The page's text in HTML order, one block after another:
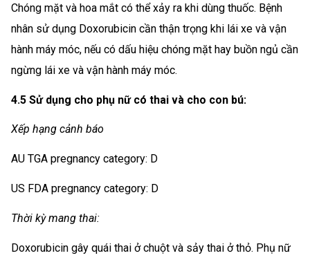
Chóng mặt và hoa mắt có thể xảy ra khi dùng thuốc. Bệnh
nhân sử dụng Doxorubicin cần thận trọng khi lái xe và vận
hành máy móc, nếu có dấu hiệu chóng mặt hay buồn ngủ cần
ngừng lái xe và vận hành máy móc.
4.5 Sử dụng cho phụ nữ có thai và cho con bú:
Xếp hạng cảnh báo
AU TGA pregnancy category: D
US FDA pregnancy category: D
Thời kỳ mang thai:
Doxorubicin gây quái thai ở chuột và sảy thai ở thỏ. Phụ nữ